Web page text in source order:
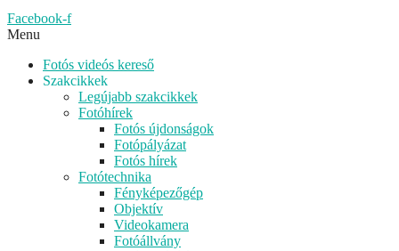
Facebook-f
Menu
Fotós videós kereső
Szakcikkek
Legújabb szakcikkek
Fotóhírek
Fotós újdonságok
Fotópályázat
Fotós hírek
Fotótechnika
Fényképezőgép
Objektív
Videokamera
Fotóállvány